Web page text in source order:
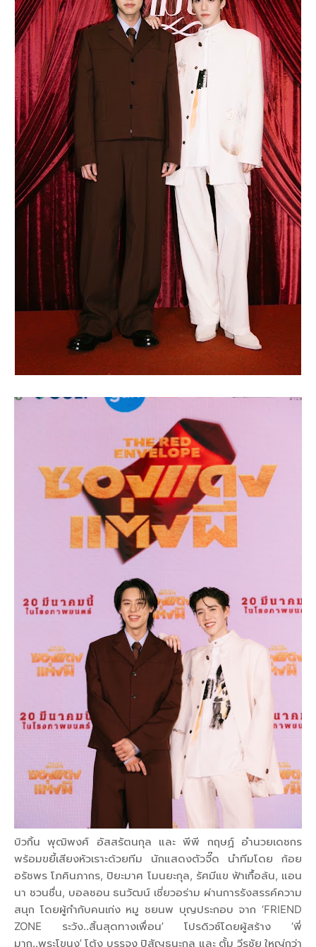
บิวกิ้น พุฒิพงศ์ อัสสรัตนกุล และ พีพี กฤษฏ์ อำนวยเดชกร
พร้อมขยี้เสียงหัวเราะด้วยทีม นักแสดงตัวจี๊ด นำทีมโดย ก้อย
อรัชพร โภคินภากร, ปิยะมาศ โมนยะกุล, รัศมีแข ฟ้าเกื้อล้น, แอน
นา ชวนชื่น, บอลชอน ธนวัฒน์ เชี่ยวอร่าม ผ่านการรังสรรค์ความ
สนุก โดยผู้กำกับคนเก่ง หมู ชยนพ บุญประกอบ จาก ‘FRIEND
ZONE ระวัง..สิ้นสุดทางเพื่อน’ โปรดิวซ์โดยผู้สร้าง ‘พี่
มาก..พระโขนง’ โต้ง บรรจง ปิสัญธนะกูล และ ตั้ม วีรชัย ใหญ่กว่า